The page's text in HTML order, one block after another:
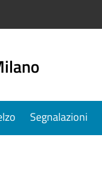
Segnalazioni